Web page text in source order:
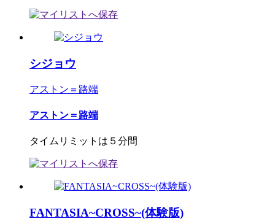
シジョウ
アストン＝路端
アストン＝路端
タイムリミットは５分間
FANTASIA~CROSS~(体験版)